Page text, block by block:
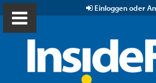
Einloggen oder